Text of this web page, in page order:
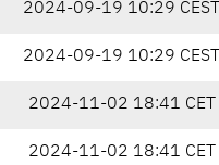
2024-09-19 10:29 CEST
2024-09-19 10:29 CEST
2024-11-02 18:41 CET
2024-11-02 18:41 CET